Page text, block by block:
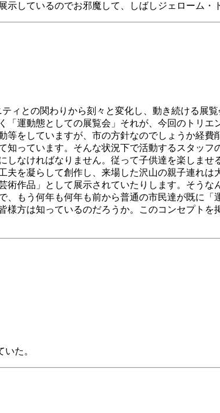
しているのでお邪魔して、しばしジェローム・
ィとの関わりから刻々と変化し、動き続ける展
運動態としての展覧会」それが、今回のトリエ
をしていますが、市の方針なのでしょうか経費
っています。そんな状況下で活動するスタッフ
なければなりません。従って子供達を楽しませ
を凝らして創作し、来場した沢山の親子連れは
作品」として展示されていたりします。そうな
もう何年も何年も前から普通の市民達が既に「
方は知っているのだろうか。このコンセプトを
た。